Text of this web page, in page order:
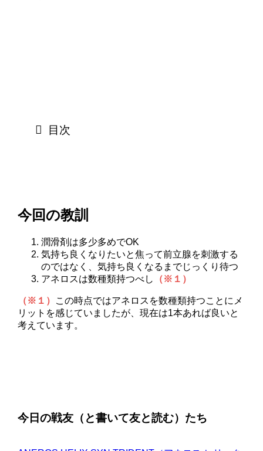
目次
今回の教訓
潤滑剤は多少多めでOK
気持ち良くなりたいと焦って前立腺を刺激する
のではなく、気持ち良くなるまでじっくり待つ
アネロスは数種類持つべし
（※１）
（※１） この時点ではアネロスを数種類持つことにメ
リットを感じていましたが、現在は1本あれば良いと
考えています。
今日の戦友（と書いて友と読む）たち